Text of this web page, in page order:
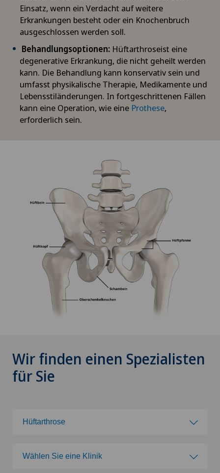
Einsatz, wenn ein Verdacht auf weitere
Erkrankungen besteht oder ein Knochenbruch
ausgeschlossen werden soll.
Behandlungsoptionen: Hüftarthroseist eine
degenerative Erkrankung, die nicht geheilt werden
kann. Die Behandlung kann konservativ sein und
umfasst physikalische Therapie, Medikamente und
Lebensstiländerungen. In fortgeschrittenen Fällen
kann eine Operation, wie eine Prothese,
erforderlich sein.
Wir finden einen Spezialisten
für Sie
Hüftarthrose
Wählen Sie eine Klinik